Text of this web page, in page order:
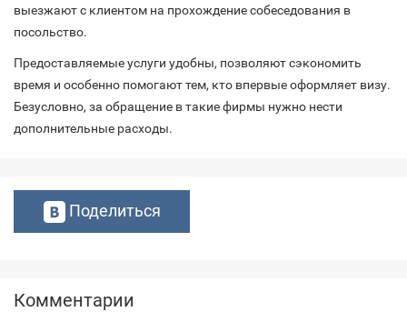
выезжают с клиентом на прохождение собеседования в
посольство.
Предоставляемые услуги удобны, позволяют сэкономить
время и особенно помогают тем, кто впервые оформляет визу.
Безусловно, за обращение в такие фирмы нужно нести
дополнительные расходы.
Поделиться
Комментарии